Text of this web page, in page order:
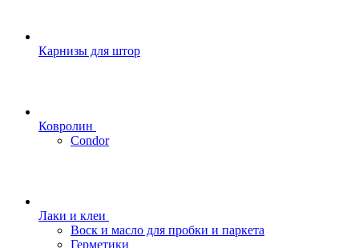
Карнизы для штор
Ковролин
Condor
Лаки и клеи
Воск и масло для пробки и паркета
Герметики